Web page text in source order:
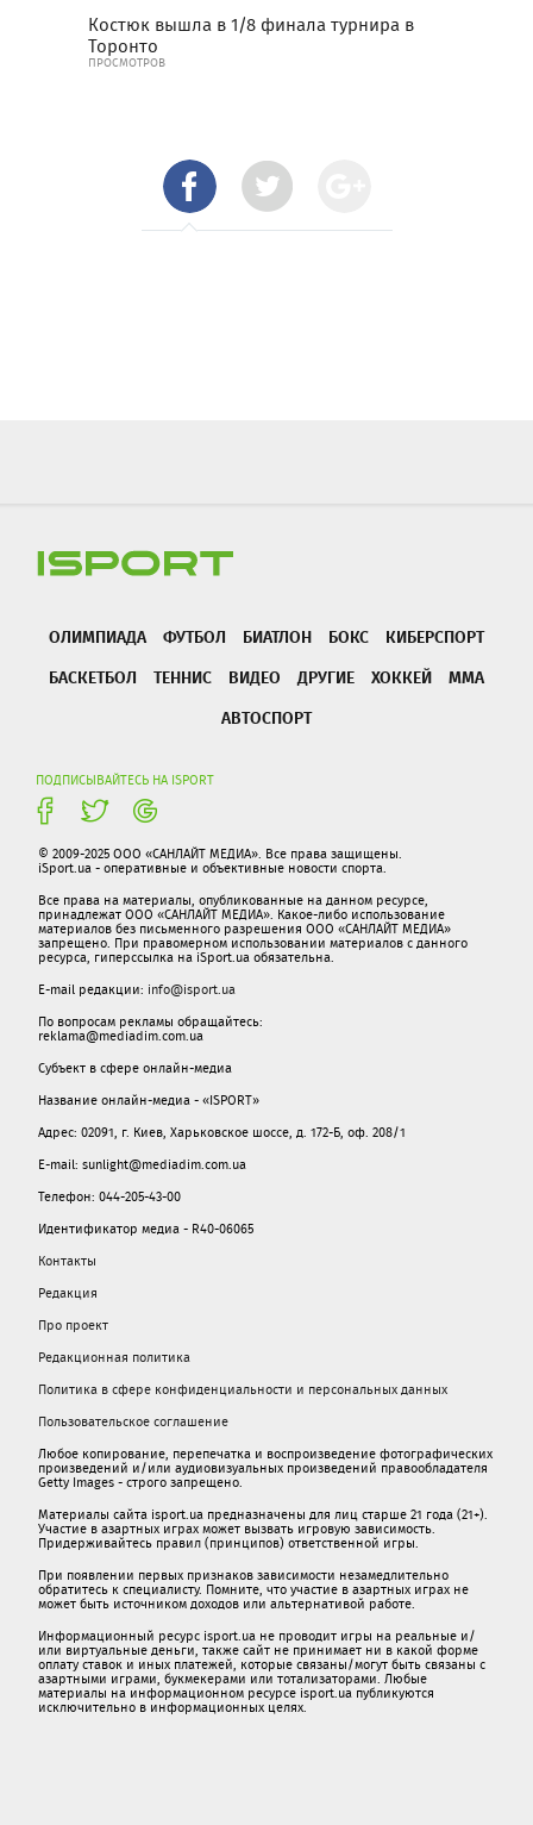
Костюк вышла в 1/8 финала турнира в
Торонто
ПРОСМОТРОВ
ОЛИМПИАДА ФУТБОЛ БИАТЛОН БОКС
КИБЕРСПОРТ
БАСКЕТБОЛ
ТЕННИС ВИДЕО ДРУГИЕ ХОККЕЙ
ММА
АВТОСПОРТ
ПОДПИСЫВАЙТЕСЬ НА ISPORT
© 2009-2025 ООО «САНЛАЙТ МЕДИА». Все права защищены.
iSport.ua - оперативные и объективные новости спорта.
Все права на материалы, опубликованные на данном ресурсе,
принадлежат ООО «САНЛАЙТ МЕДИА». Какое-либо использование
материалов без письменного разрешения ООО «САНЛАЙТ МЕДИА»
запрещено. При правомерном использовании материалов с данного
ресурса, гиперссылка на iSport.ua обязательна.
E-mail редакции: info@isport.ua
По вопросам рекламы обращайтесь:
reklama@mediadim.com.ua
Субъект в сфере онлайн-медиа
Название онлайн-медиа - «ISPORT»
Адрес: 02091, г. Киев, Харьковское шоссе, д. 172-Б, оф. 208/1
E-mail: sunlight@mediadim.com.ua
Телефон: 044-205-43-00
Идентификатор медиа - R40-06065
Контакты
Редакция
Про проект
Редакционная политика
Политика в сфере конфиденциальности и персональных данных
Пользовательское соглашение
Любое копирование, перепечатка и воспроизведение фотографических
произведений и/или аудиовизуальных произведений правообладателя
Getty Images - строго запрещено.
Материалы сайта isport.ua предназначены для лиц старше 21 года (21+).
Участие в азартных играх может вызвать игровую зависимость.
Придерживайтесь правил (принципов) ответственной игры.
При появлении первых признаков зависимости незамедлительно
обратитесь к специалисту. Помните, что участие в азартных играх не
может быть источником доходов или альтернативой работе.
Информационный ресурс isport.ua не проводит игры на реальные и/
или виртуальные деньги, также сайт не принимает ни в какой форме
oплaту ставок и иных платежей, которые связаны/могут быть связаны c
азартными игрaми, букмекерами или тотализаторами. Любые
материалы на информационном ресурсе isport.ua публикуютcя
исключительно в информационных целях.